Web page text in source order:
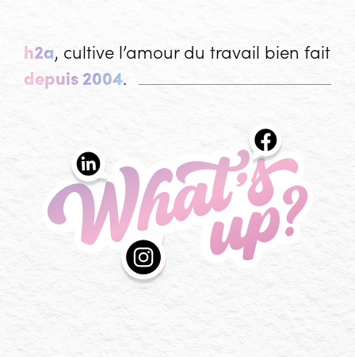
h2a, cultive l’amour du travail bien fait
depuis 2004.
Les actualités de l'agence h2a